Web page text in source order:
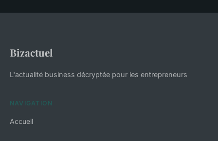
Bizactuel
L'actualité business décryptée pour les entrepreneurs
NAVIGATION
Accueil